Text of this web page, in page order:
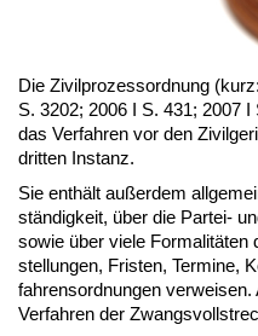
Die Zi­vil­pro­zess­ord­nung
S. 3202; 2006 I S. 431; 2007
das Ver­fah­ren vor den
drit­ten In­stanz.
Sie ent­hält au­ßer­dem
stän­dig­keit, über die Par­tei-
so­wie über vie­le
stel­lun­gen, Fris­ten, Ter­mi­ne,
fah­rens­ord­nun­gen
Ver­fah­ren der